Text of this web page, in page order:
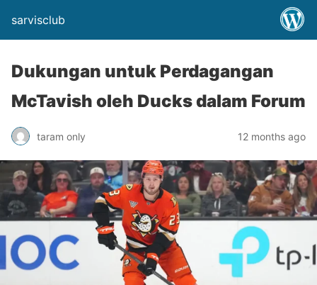
sarvisclub
Dukungan untuk Perdagangan
McTavish oleh Ducks dalam Forum
taram only 12 months ago